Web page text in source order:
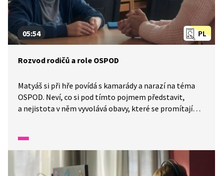
PL
05:54
Rozvod rodičů a role OSPOD
Matyáš si při hře povídá s kamarády a narazí na téma
OSPOD. Neví, co si pod tímto pojmem představit,
a nejistota v něm vyvolává obavy, které se promítají
vysvětlí, jakou roli OSPOD v podobných situacích hraje.
ho provede dalšími kroky.